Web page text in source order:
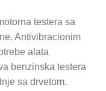
testera sa
Antivibracionim
alata
benzinska testera
sa drvetom.